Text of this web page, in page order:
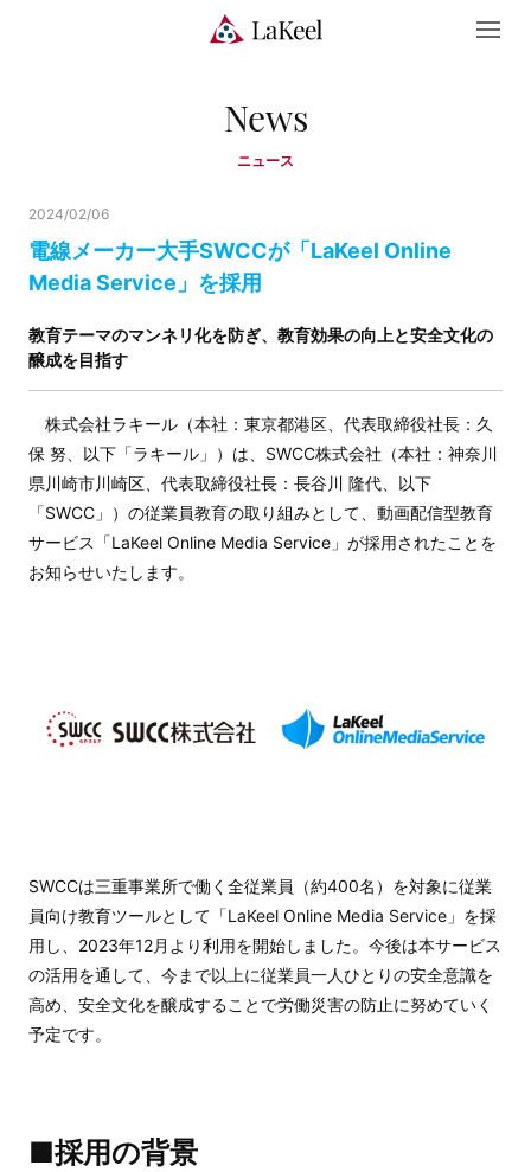
News
ニュース
電線メーカー大手SWCCが「LaKeel Online
Media Service」を採用
2024/02/06
教育テーマのマンネリ化を防ぎ、教育効果の向上と安全文化の
醸成を目指す
株式会社ラキール（本社：東京都港区、代表取締役社長：久
保 努、以下「ラキール」）は、SWCC株式会社（本社：神奈川
県川崎市川崎区、代表取締役社長：長谷川 隆代、以下
「SWCC」）の従業員教育の取り組みとして、動画配信型教育
サービス「LaKeel Online Media Service」が採用されたことを
お知らせいたします。
SWCCは三重事業所で働く全従業員（約400名）を対象に従業
員向け教育ツールとして「LaKeel Online Media Service」を採
用し、2023年12月より利用を開始しました。今後は本サービス
の活用を通して、今まで以上に従業員一人ひとりの安全意識を
高め、安全文化を醸成することで労働災害の防止に努めていく
予定です。
■採用の背景